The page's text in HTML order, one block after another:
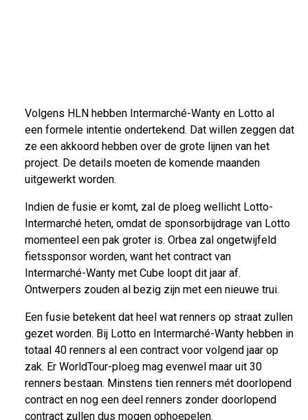
Volgens HLN hebben Intermarché-Wanty en Lotto al
een formele intentie ondertekend. Dat willen zeggen dat
ze een akkoord hebben over de grote lijnen van het
project. De details moeten de komende maanden
uitgewerkt worden.
Indien de fusie er komt, zal de ploeg wellicht Lotto-
Intermarché heten, omdat de sponsorbijdrage van Lotto
momenteel een pak groter is. Orbea zal ongetwijfeld
fietssponsor worden, want het contract van
Intermarché-Wanty met Cube loopt dit jaar af.
Ontwerpers zouden al bezig zijn met een nieuwe trui.
Een fusie betekent dat heel wat renners op straat zullen
gezet worden. Bij Lotto en Intermarché-Wanty hebben in
totaal 40 renners al een contract voor volgend jaar op
zak. Er WorldTour-ploeg mag evenwel maar uit 30
renners bestaan. Minstens tien renners mét doorlopend
contract en nog een deel renners zonder doorlopend
contract zullen dus mogen ophoepelen.